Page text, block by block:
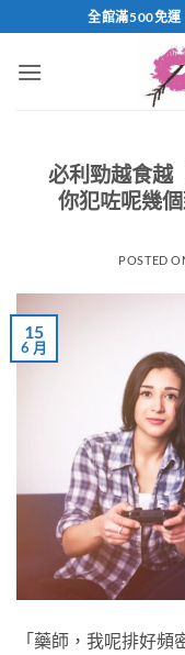
to
content
全館滿500免運
必利勁越食越
你犯咗呢幾
POSTED
15
6 月
「藥師，我呢排好